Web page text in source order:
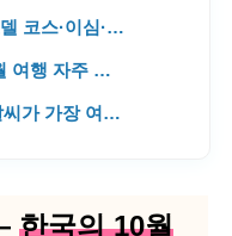
스·이심·쿠폰
주 묻는 질문
로워지는 이 순간
한국의 10월